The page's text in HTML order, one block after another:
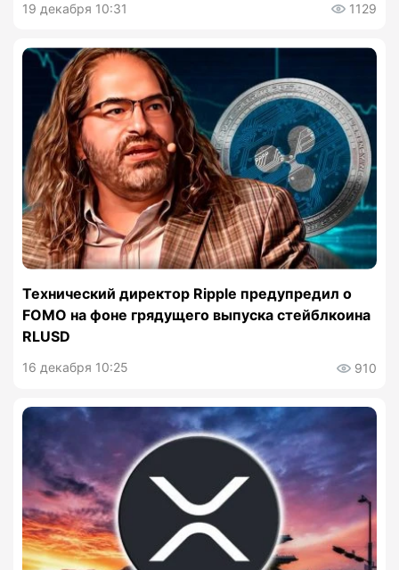
19 декабря 10:31 1129
Технический директор Ripple предупредил о
FOMO на фоне грядущего выпуска стейблкоина
RLUSD
16 декабря 10:25 910